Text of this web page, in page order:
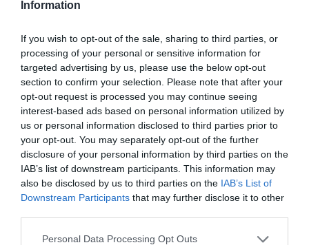
Information
If you wish to opt-out of the sale, sharing to third parties, or
processing of your personal or sensitive information for
targeted advertising by us, please use the below opt-out
section to confirm your selection. Please note that after your
opt-out request is processed you may continue seeing
interest-based ads based on personal information utilized by
us or personal information disclosed to third parties prior to
your opt-out. You may separately opt-out of the further
disclosure of your personal information by third parties on the
IAB’s list of downstream participants. This information may
also be disclosed by us to third parties on the IAB’s List of
Downstream Participants that may further disclose it to other
Personal Data Processing Opt Outs
1 PARTICIPAÇÃOno IR Masculino:
– Paredes 2023 pela AP Porto
6º lugar / 6 jogos – 5 golos marcados
#8 – Gonçalo Ramos©
FC Porto
Data de Nascimento:
26/01/2008 – 15 anos
Posição:Jogador de campo
PARTICIPAÇÕES ANTERIORES: